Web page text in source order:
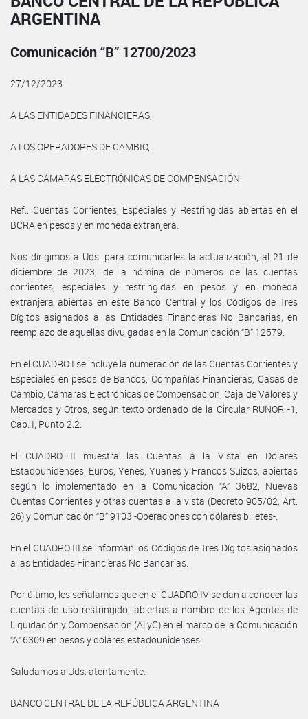
ARGENTINA
Comunicación “B” 12700/2023
27/12/2023
A LAS ENTIDADES FINANCIERAS,
A LOS OPERADORES DE CAMBIO,
A LAS CÁMARAS ELECTRÓNICAS DE COMPENSACIÓN:
Ref.: Cuentas Corrientes, Especiales y Restringidas abiertas en el
BCRA en pesos y en moneda extranjera.
Nos dirigimos a Uds. para comunicarles la actualización, al 21 de
diciembre de 2023, de la nómina de números de las cuentas
corrientes, especiales y restringidas en pesos y en moneda
extranjera abiertas en este Banco Central y los Códigos de Tres
Dígitos asignados a las Entidades Financieras No Bancarias, en
reemplazo de aquellas divulgadas en la Comunicación “B” 12579.
En el CUADRO I se incluye la numeración de las Cuentas Corrientes y
Especiales en pesos de Bancos, Compañías Financieras, Casas de
Cambio, Cámaras Electrónicas de Compensación, Caja de Valores y
Mercados y Otros, según texto ordenado de la Circular RUNOR -1,
Cap. I, Punto 2.2.
El CUADRO II muestra las Cuentas a la Vista en Dólares
Estadounidenses, Euros, Yenes, Yuanes y Francos Suizos, abiertas
según lo implementado en la Comunicación “A” 3682, Nuevas
Cuentas Corrientes y otras cuentas a la vista (Decreto 905/02, Art.
26) y Comunicación “B” 9103 -Operaciones con dólares billetes-.
En el CUADRO III se informan los Códigos de Tres Dígitos asignados
a las Entidades Financieras No Bancarias.
Por último, les señalamos que en el CUADRO IV se dan a conocer las
cuentas de uso restringido, abiertas a nombre de los Agentes de
Liquidación y Compensación (ALyC) en el marco de la Comunicación
“A” 6309 en pesos y dólares estadounidenses.
Saludamos a Uds. atentamente.
BANCO CENTRAL DE LA REPÚBLICA ARGENTINA